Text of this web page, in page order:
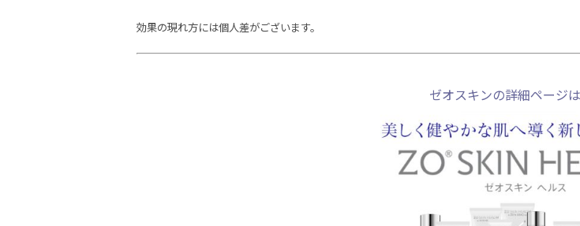
効果の現れ方には個人差がございます。
ゼオスキンの詳細ページ